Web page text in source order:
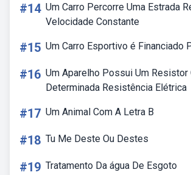
#14 Um Carro Percorre Uma Estrada
Velocidade Constante
#15 Um Carro Esportivo é Financiado
#16 Um Aparelho Possui Um Resistor
Determinada Resistência Elétrica
#17 Um Animal Com A Letra B
#18 Tu Me Deste Ou Destes
#19 Tratamento Da água De Esgoto